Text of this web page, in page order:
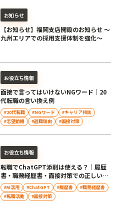
【お知らせ】福岡支店開設のお知らせ ～
九州エリアでの採用支援体制を強化～
お知らせ
面接で言ってはいけないNGワード｜20
代転職の言い換え例
お役立ち情報
#20代転職 #NGワード
#キャリア相談
#志望動機
#退職理由 #面接対策
転職でChatGPT添削は使える？｜履歴
書・職務経歴書・面接対策での正しい活
用法
お役立ち情報
#AI活用 #ChatGPT #履歴書
#職務経歴書
#転職活動
#面接対策